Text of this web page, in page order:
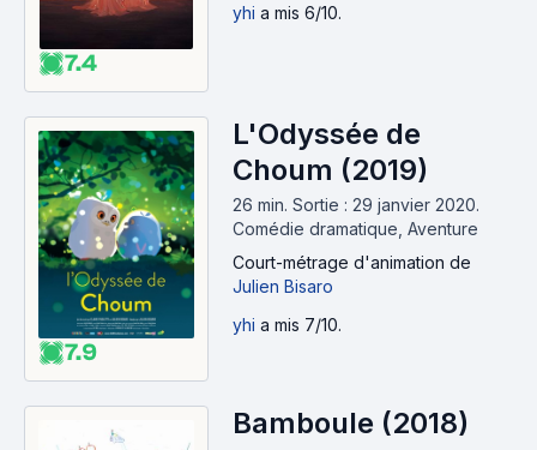
7.4
yhi a mis 6/10.
7.9
L'Odyssée de
Choum (2019)
26 min. Sortie : 29 janvier 2020.
Comédie dramatique, Aventure
Court-métrage d'animation de
Julien Bisaro
yhi a mis 7/10.
Bamboule (2018)